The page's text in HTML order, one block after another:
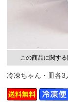
この商品に関す
冷凍ちゃん・皿各3